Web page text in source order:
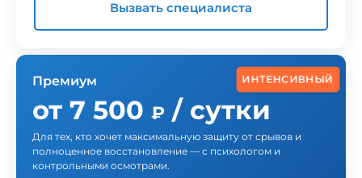
Вызвать специалиста
ИНТЕНСИВНЫЙ
Премиум
от 7 500 ₽ / сутки
Для тех, кто хочет максимальную защиту от срывов и
полноценное восстановление — с психологом и
контрольными осмотрами.